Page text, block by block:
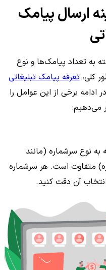
ارسال پیامک
به تعداد پیامک‌ها و نوع
کلی،تعرفه پیامک تبلیغاتی
ادامه برخی از این عوامل را
می‌دهیم:
به نوع سرشماره (مانند
1000، 5000، 9000 و غیره) متفاوت است. هر سرشماره
آن دقت کنید.